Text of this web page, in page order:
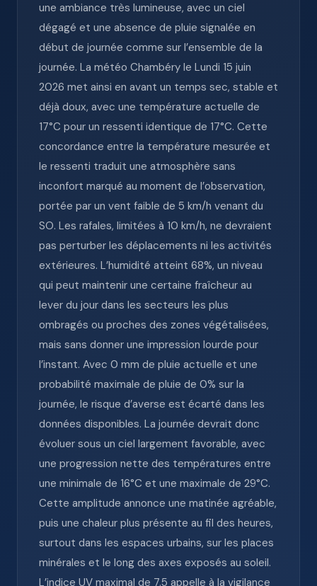
une ambiance très lumineuse, avec un ciel
dégagé et une absence de pluie signalée en
début de journée comme sur l’ensemble de la
journée. La météo Chambéry le Lundi 15 juin
2026 met ainsi en avant un temps sec, stable et
déjà doux, avec une température actuelle de
17°C pour un ressenti identique de 17°C. Cette
concordance entre la température mesurée et
le ressenti traduit une atmosphère sans
inconfort marqué au moment de l’observation,
portée par un vent faible de 5 km/h venant du
SO. Les rafales, limitées à 10 km/h, ne devraient
pas perturber les déplacements ni les activités
extérieures. L’humidité atteint 68%, un niveau
qui peut maintenir une certaine fraîcheur au
lever du jour dans les secteurs les plus
ombragés ou proches des zones végétalisées,
mais sans donner une impression lourde pour
l’instant. Avec 0 mm de pluie actuelle et une
probabilité maximale de pluie de 0% sur la
journée, le risque d’averse est écarté dans les
données disponibles. La journée devrait donc
évoluer sous un ciel largement favorable, avec
une progression nette des températures entre
une minimale de 16°C et une maximale de 29°C.
Cette amplitude annonce une matinée agréable,
puis une chaleur plus présente au fil des heures,
surtout dans les espaces urbains, sur les places
minérales et le long des axes exposés au soleil.
L’indice UV maximal de 7.5 appelle à la vigilance